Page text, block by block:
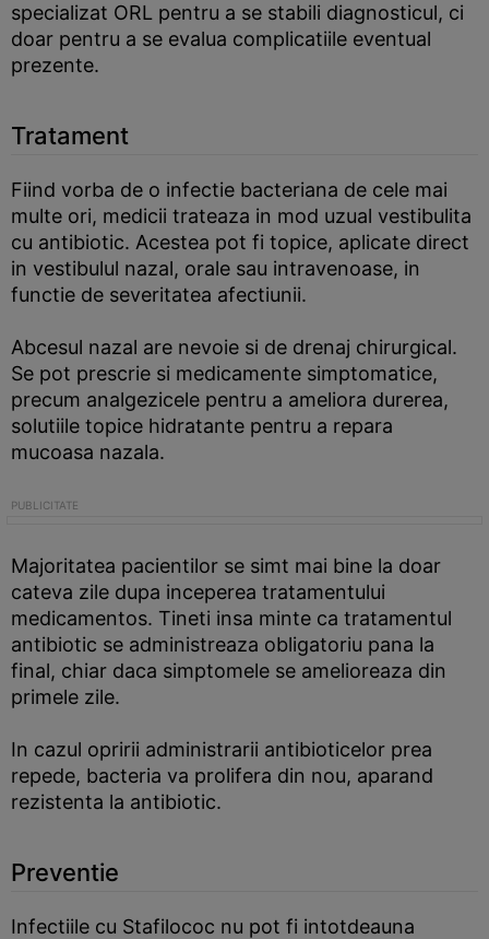
specializat ORL pentru a se stabili diagnosticul, ci
doar pentru a se evalua complicatiile eventual
prezente.
Tratament
Fiind vorba de o infectie bacteriana de cele mai
multe ori, medicii trateaza in mod uzual vestibulita
cu antibiotic. Acestea pot fi topice, aplicate direct
in vestibulul nazal, orale sau intravenoase, in
functie de severitatea afectiunii.
Abcesul nazal are nevoie si de drenaj chirurgical.
Se pot prescrie si medicamente simptomatice,
precum analgezicele pentru a ameliora durerea,
solutiile topice hidratante pentru a repara
mucoasa nazala.
Majoritatea pacientilor se simt mai bine la doar
cateva zile dupa inceperea tratamentului
medicamentos. Tineti insa minte ca tratamentul
antibiotic se administreaza obligatoriu pana la
final, chiar daca simptomele se amelioreaza din
primele zile.
In cazul opririi administrarii antibioticelor prea
repede, bacteria va prolifera din nou, aparand
rezistenta la antibiotic.
Preventie
Infectiile cu Stafilococ nu pot fi intotdeauna